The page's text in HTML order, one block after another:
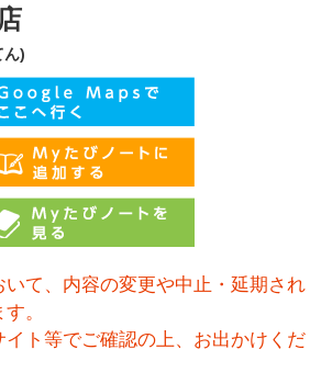
ん)
て、内容の変更や中止・延期され
。
ト等でご確認の上、お出かけくだ